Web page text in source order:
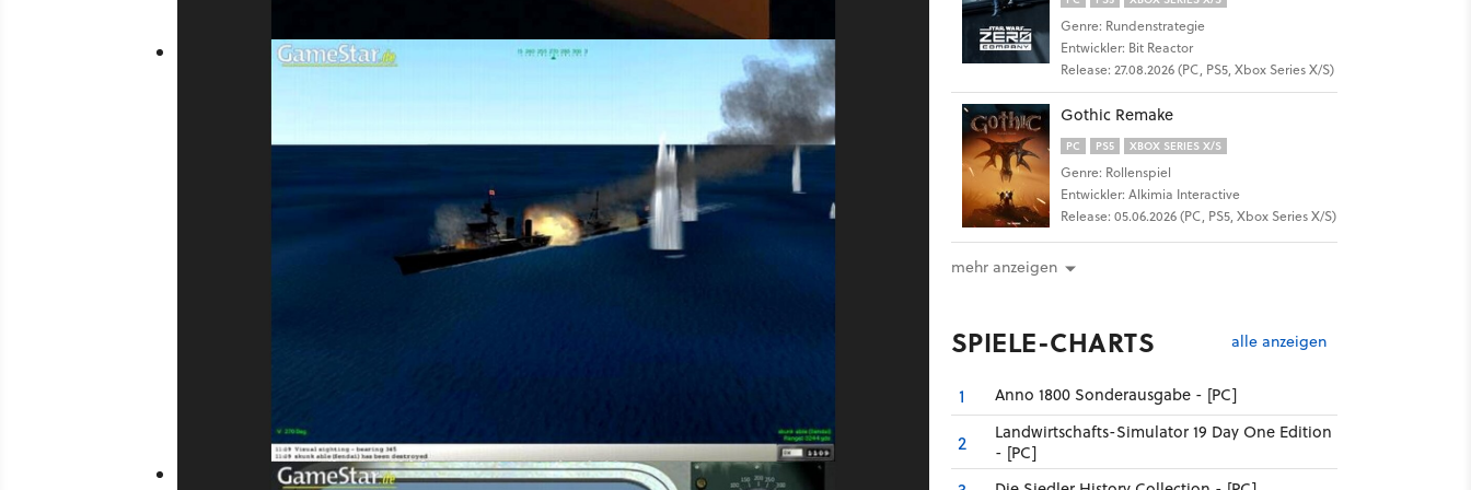
Genre: Rundenstrategie
Entwickler: Bit Reactor
Release: 27.08.2026 (PC, PS5, Xbox Series X/S)
Gothic Remake
PC PS5 XBOX SERIES X/S
Genre: Rollenspiel
Entwickler: Alkimia Interactive
Release: 05.06.2026 (PC, PS5, Xbox Series X/S)
mehr anzeigen
SPIELE-CHARTS alle anzeigen
1 Anno 1800 Sonderausgabe - [PC]
2
Landwirtschafts-Simulator 19 Day One Edition
- [PC]